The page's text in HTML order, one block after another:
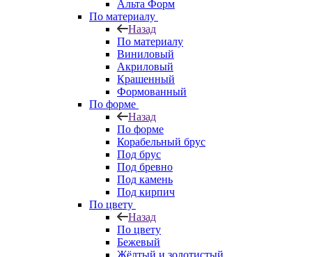
Альта Форм
По материалу
Назад
По материалу
Виниловый
Акриловый
Крашенный
Формованный
По форме
Назад
По форме
Корабельный брус
Под брус
Под бревно
Под камень
Под кирпич
По цвету
Назад
По цвету
Бежевый
Жёлтый и золотистый